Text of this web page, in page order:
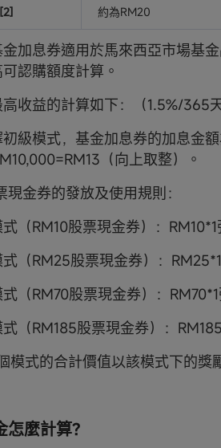
約為RM20
金加息券適用於馬來西亞市場基
認購額度計算。
收益的計算如下：（1.5%/365
級模式，基金加息券的加息金額
（向上取整）。
現金券的發放及使用規則：
（RM10股票現金券）：
（RM25股票現金券）：
（RM70股票現金券）：
（RM185股票現金券）：
模式的合計價值以該模式下的獎
怎麼計算?